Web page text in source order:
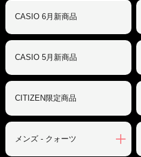
CASIO 6月新商品
CASIO 5月新商品
CITIZEN限定商品
メンズ - クォーツ